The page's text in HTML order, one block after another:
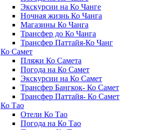
Экскурсии на Ко Чанге
Ночная жизнь Ко Чанга
Магазины Ко Чанга
Трансфер до Ко Чанга
Трансфер Паттайя-Ко Чанг
Ко Самет
Пляжи Ко Самета
Погода на Ко Самет
Экскурсии на Ко Самет
Трансфер Бангкок- Ко Самет
Трансфер Паттайя- Ко Самет
Ко Тао
Отели Ко Тао
Погода на Ко Тао